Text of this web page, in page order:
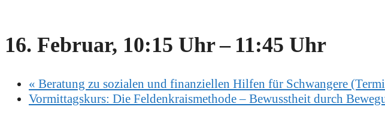
16. Februar, 10:15 Uhr– 11:45 Uhr
« Beratung zu sozialen und finanziellen Hilfen für Schwangere
Vormittagskurs: Die Feldenkraismethode – Bewusstheit durch